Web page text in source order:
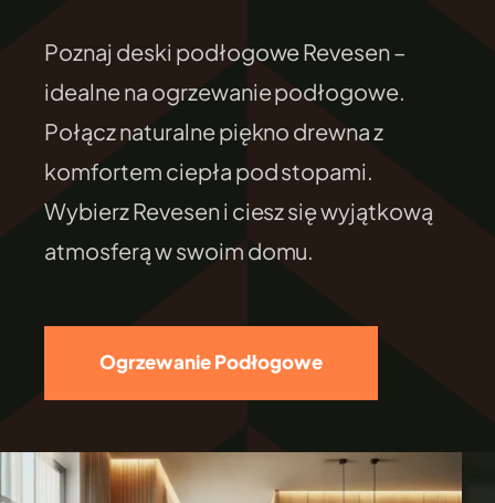
FILEXO
Kontakt
Poznaj deski podłogowe Revesen –
idealne na ogrzewanie podłogowe.
Połącz naturalne piękno drewna z
komfortem ciepła pod stopami.
Wybierz Revesen i ciesz się wyjątkową
atmosferą w swoim domu.
Ogrzewanie Podłogowe